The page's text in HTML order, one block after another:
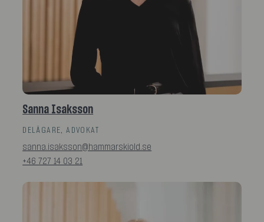
Sanna Isaksson
DELÄGARE, ADVOKAT
sanna.isaksson@hammarskiold.se
+46 727 14 03 21